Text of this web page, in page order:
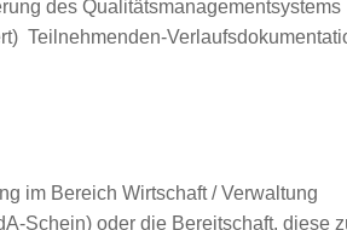
des Qualitätsmanagementsystems
Teilnehmenden-
im Bereich Wirtschaft / Verwaltung
Schein) oder die Bereitschaft, diese